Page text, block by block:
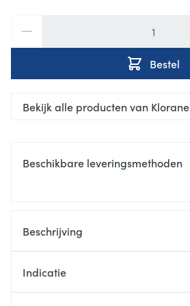
Bestel
Bekijk alle producten van Klorane
Beschikbare leveringsmethoden
Beschrijving
Indicatie